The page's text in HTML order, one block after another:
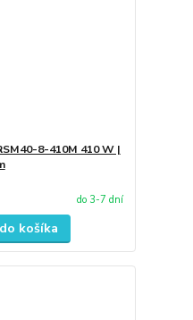
8-410M 410 W |
do 3-7 dní
košíka